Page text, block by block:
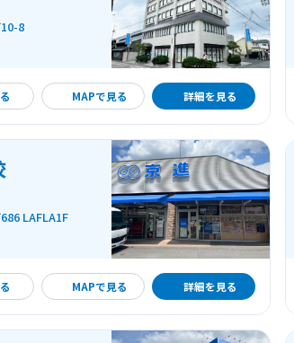
8
MAPで見る 詳細を見る
LAFLA1F
MAPで見る 詳細を見る